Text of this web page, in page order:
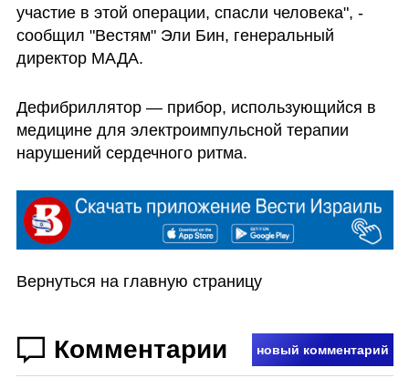
участие в этой операции, спасли человека", -
сообщил "Вестям" Эли Бин, генеральный
директор МАДА.
Дефибриллятор — прибор, использующийся в
медицине для электроимпульсной терапии
нарушений сердечного ритма.
Вернуться на главную страницу
Комментарии новый комментарий